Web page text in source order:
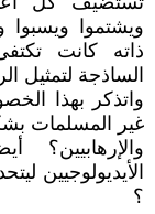
ويشتموا ويسبوا
ذاته كانت
الساذجة لتمثيل
واتذكر بهذا
غير المسلمات
الأيديولوجيين
؟